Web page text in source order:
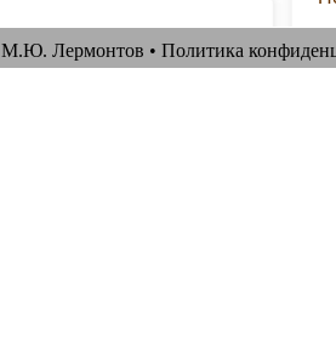
М.Ю. Лермонтов • Политика